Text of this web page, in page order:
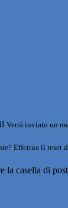
Verrà inviato un
Effettua il reset
la casella di